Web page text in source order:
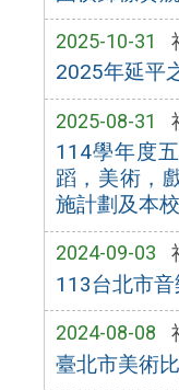
2025-10-31
2025年延平
2025-08-31
114學年度
蹈，美術，
施計劃及本
2024-09-03
113台北市
2024-08-08
臺北市美術